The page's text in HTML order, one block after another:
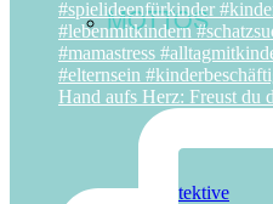
MOTTOS
Detektive
Hand aufs Herz: Freust